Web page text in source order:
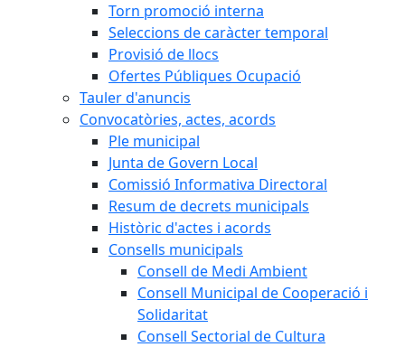
Torn promoció interna
Seleccions de caràcter temporal
Provisió de llocs
Ofertes Públiques Ocupació
Tauler d'anuncis
Convocatòries, actes, acords
Ple municipal
Junta de Govern Local
Comissió Informativa Directoral
Resum de decrets municipals
Històric d'actes i acords
Consells municipals
Consell de Medi Ambient
Consell Municipal de Cooperació i
Solidaritat
Consell Sectorial de Cultura